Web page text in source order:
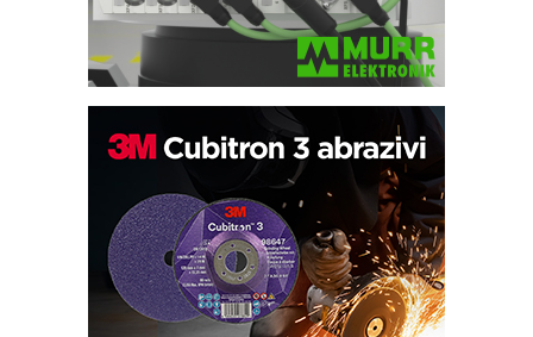
Bezbednost na prvom mestu!
IB BLUMENAUER - više od 40 godina
poverenja u industriji
RMQ-TITAN ADVANCED INDICATOR
– Pametna signalizacija za efikasnije
upravljanje mašinama
Sigurnije ispitivanje transformatora u
solarnim elektranama i vetroparkovima